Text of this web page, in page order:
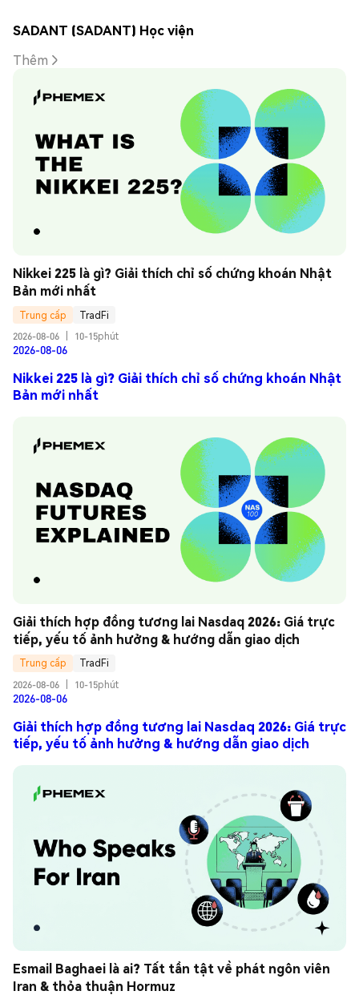
SADANT (SADANT) Học viện
Thêm
Nikkei 225 là gì? Giải thích chỉ số chứng khoán Nhật
Bản mới nhất
Trung cấp
TradFi
2026-08-06
10-15phút
2026-08-06
Nikkei 225 là gì? Giải thích chỉ số chứng khoán Nhật
Bản mới nhất
Giải thích hợp đồng tương lai Nasdaq 2026: Giá trực
tiếp, yếu tố ảnh hưởng & hướng dẫn giao dịch
Trung cấp
TradFi
2026-08-06
10-15phút
2026-08-06
Giải thích hợp đồng tương lai Nasdaq 2026: Giá trực
tiếp, yếu tố ảnh hưởng & hướng dẫn giao dịch
Esmail Baghaei là ai? Tất tần tật về phát ngôn viên
Iran & thỏa thuận Hormuz